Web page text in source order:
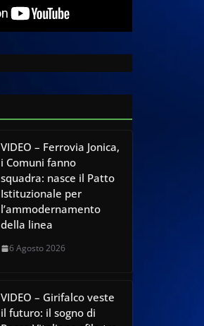
VIDEO – Ferrovia Jonica,
i Comuni fanno
squadra: nasce il Patto
Istituzionale per
l’ammodernamento
della linea
6 Agosto 2026
VIDEO – Girifalco veste
il futuro: il sogno di